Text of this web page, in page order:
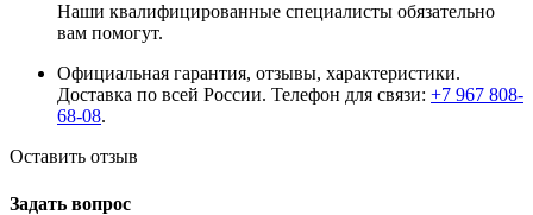
Наши квалифицированные специалисты обязательно
вам помогут.
Официальная гарантия, отзывы, характеристики.
Доставка по всей России. Телефон для связи: +7 967 808-
68-08.
Оставить отзыв
Задать вопрос